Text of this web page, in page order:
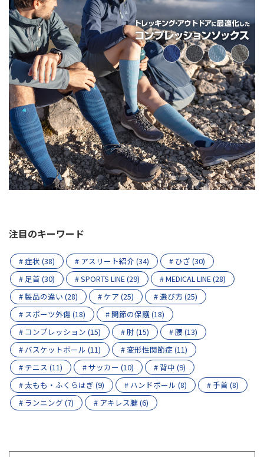
注目のキーワード
# 症状 (38) # アスリート紹介 (34)
# ひざ (30)
# 足首 (30)
# SPORTS LINE (29)
# MEDICAL LINE (28)
# 製品の違い (28)
# ケア (25)
# 選び方 (25)
# スポーツ外傷 (18)
# 関節の保護 (18)
# コンプレッション (15)
# 肘 (15)
# 腰 (13)
# バスケットボール (11)
# 変形性関節症 (11)
# テニス (11)
# サッカー (10)
# 背中 (9)
# 太もも・ふくらはぎ (9)
# ハンドボール (8)
# 手首 (8)
# ランニング (7)
# アキレス腱 (6)